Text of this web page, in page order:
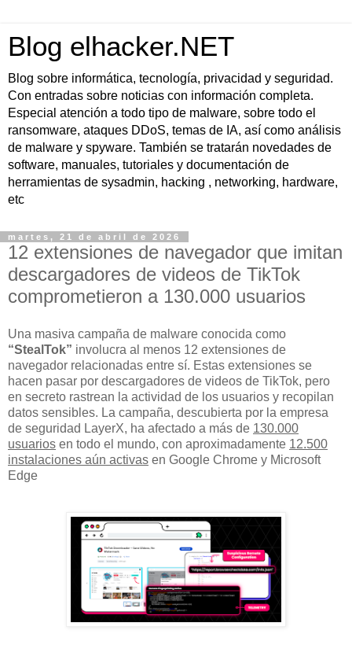
Blog elhacker.NET
Blog sobre informática, tecnología, privacidad y seguridad.
Con entradas sobre noticias con información completa.
Especial atención a todo tipo de malware, sobre todo el
ransomware, ataques DDoS, temas de IA, así como análisis
de malware y spyware. También se tratarán novedades de
software, manuales, tutoriales y documentación de
herramientas de sysadmin, hacking , networking, hardware,
etc
martes, 21 de abril de 2026
12 extensiones de navegador que imitan
descargadores de videos de TikTok
comprometieron a 130.000 usuarios
Una masiva campaña de malware conocida como
“StealTok” involucra al menos 12 extensiones de
navegador relacionadas entre sí. Estas extensiones se
hacen pasar por descargadores de videos de TikTok, pero
en secreto rastrean la actividad de los usuarios y recopilan
datos sensibles. La campaña, descubierta por la empresa
de seguridad LayerX, ha afectado a más de 130.000
usuarios en todo el mundo, con aproximadamente 12.500
instalaciones aún activas en Google Chrome y Microsoft
Edge